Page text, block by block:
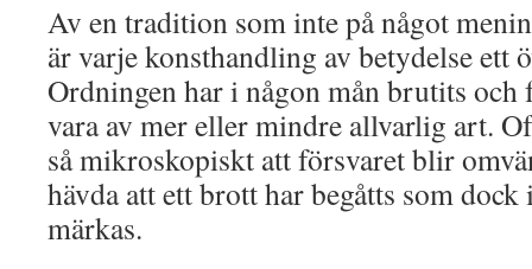
Av en tradition som inte på något
är varje konsthandling av betydelse ett
Ordningen har i någon mån brutits
vara av mer eller mindre allvarlig art.
så mikroskopiskt att försvaret blir
hävda att ett brott har begåtts som
märkas.